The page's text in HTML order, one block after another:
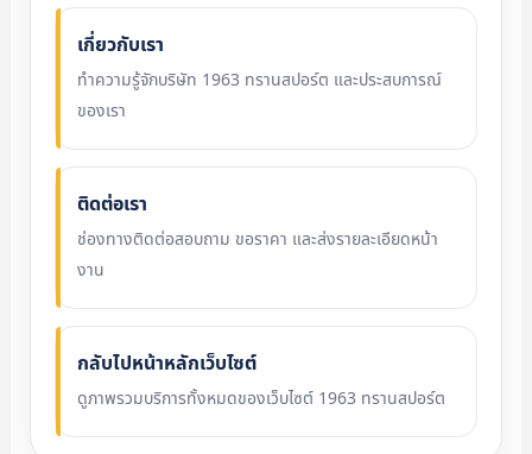
เกี่ยวกับเรา
ทำความรู้จักบริษัท 1963 ทรานสปอร์ต และประสบการณ์
ของเรา
ติดต่อเรา
ช่องทางติดต่อสอบถาม ขอราคา และส่งรายละเอียดหน้า
งาน
กลับไปหน้าหลักเว็บไซต์
ดูภาพรวมบริการทั้งหมดของเว็บไซต์ 1963 ทรานสปอร์ต